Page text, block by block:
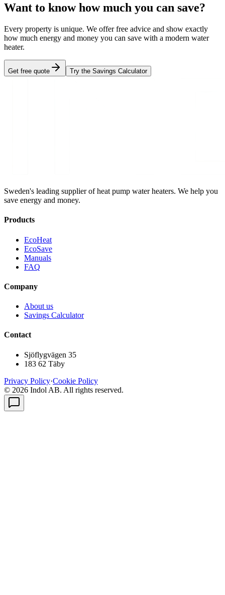
Want to know how much you can save?
Every property is unique. We offer free advice and show exactly
how much energy and money you can save with a modern water
heater.
Get free quote Try the Savings Calculator
Sweden's leading supplier of heat pump water heaters. We help you
save energy and money.
Products
EcoHeat
EcoSave
Manuals
FAQ
Company
About us
Savings Calculator
Contact
Sjöflygvägen 35
183 62 Täby
Privacy Policy·Cookie Policy
© 2026 Indol AB. All rights reserved.